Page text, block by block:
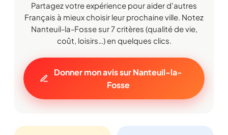
Partagez votre expérience pour aider d'autres
Français à mieux choisir leur prochaine ville. Notez
Nanteuil-la-Fosse sur 7 critères (qualité de vie,
coût, loisirs…) en quelques clics.
Donner mon avis sur Nanteuil-la-
Fosse